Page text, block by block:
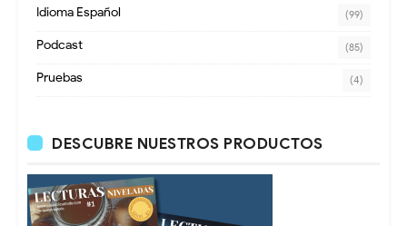
Idioma Español (99)
Podcast (85)
Pruebas (4)
DESCUBRE NUESTROS PRODUCTOS